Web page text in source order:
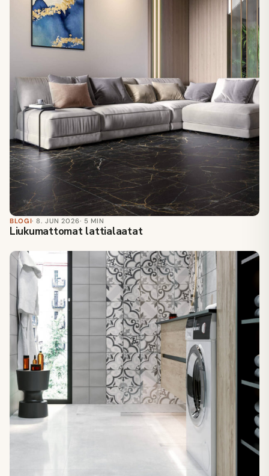
BLOGI· 8. JUN 2026· 5 MIN
Liukumattomat lattialaatat